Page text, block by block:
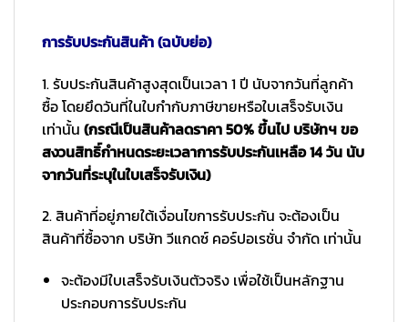
การรับประกันสินค้า (ฉบับย่อ)
1. รับประกันสินค้าสูงสุดเป็นเวลา 1 ปี นับจากวันที่ลูกค้า
ซื้อ โดยยึดวันที่ในใบกำกับภาษีขายหรือใบเสร็จรับเงิน
เท่านั้น (กรณีเป็นสินค้าลดราคา 50% ขึ้นไป บริษัทฯ ขอ
สงวนสิทธิ์กำหนดระยะเวลาการรับประกันเหลือ 14 วัน นับ
จากวันที่ระบุในใบเสร็จรับเงิน)
2. สินค้าที่อยู่ภายใต้เงื่อนไขการรับประกัน จะต้องเป็น
สินค้าที่ซื้อจาก บริษัท วีแกดซ์ คอร์ปอเรชั่น จำกัด เท่านั้น
จะต้องมีใบเสร็จรับเงินตัวจริง เพื่อใช้เป็นหลักฐาน
ประกอบการรับประกัน